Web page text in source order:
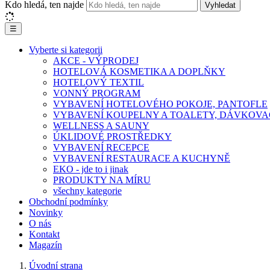
Kdo hledá, ten najde Vyhledat
☰
Vyberte si kategorii
AKCE - VÝPRODEJ
HOTELOVÁ KOSMETIKA A DOPLŇKY
HOTELOVÝ TEXTIL
VONNÝ PROGRAM
VYBAVENÍ HOTELOVÉHO POKOJE, PANTOFLE
VYBAVENÍ KOUPELNY A TOALETY,
WELLNESS A SAUNY
ÚKLIDOVÉ PROSTŘEDKY
VYBAVENÍ RECEPCE
VYBAVENÍ RESTAURACE A KUCHYNĚ
EKO - jde to i jinak
PRODUKTY NA MÍRU
všechny kategorie
Obchodní podmínky
Novinky
O nás
Kontakt
Magazín
Úvodní strana